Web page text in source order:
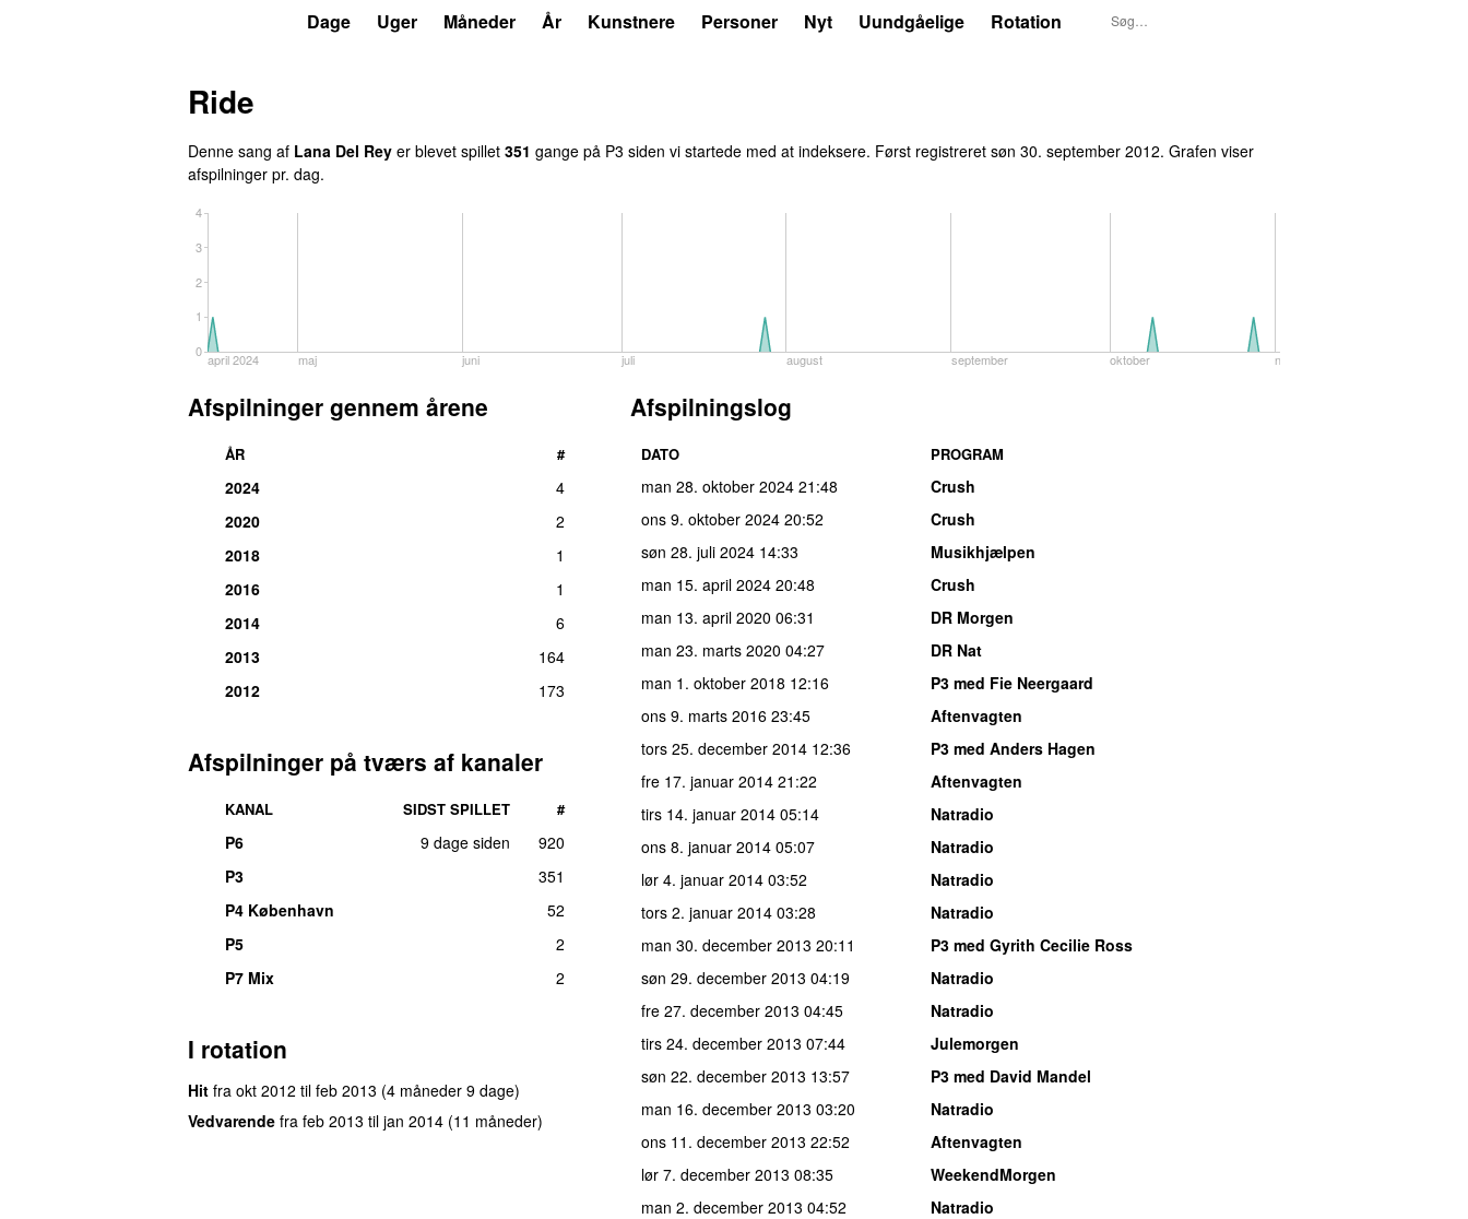
Dage Uger Måneder År Kunstnere Personer Nyt Uundgåelige Rotation
Ride
Denne sang af Lana Del Rey er blevet spillet 351 gange på P3 siden vi startede med at indeksere. Først registreret søn 30. september 2012. Grafen viser
afspilninger pr. dag.
april 2024 maj juni juli august september oktober november
0
1
2
3
4
Afspilninger gennem årene
ÅR #
2024
4
2020
2
2018
1
2016
1
2014
6
2013
164
2012
173
Afspilninger på tværs af kanaler
KANAL SIDST SPILLET #
P6 9 dage siden
920
P3
351
P4 København
52
P5
2
P7 Mix
2
I rotation
Hit fra okt 2012 til feb 2013 (4 måneder 9 dage)
Vedvarende fra feb 2013 til jan 2014 (11 måneder)
Afspilningslog
DATO PROGRAM
man 28. oktober 2024 21:48
Crush
ons 9. oktober 2024 20:52
Crush
søn 28. juli 2024 14:33
Musikhjælpen
man 15. april 2024 20:48
Crush
man 13. april 2020 06:31
DR Morgen
man 23. marts 2020 04:27
DR Nat
man 1. oktober 2018 12:16
P3 med Fie Neergaard
ons 9. marts 2016 23:45
Aftenvagten
tors 25. december 2014 12:36
P3 med Anders Hagen
fre 17. januar 2014 21:22
Aftenvagten
tirs 14. januar 2014 05:14
Natradio
ons 8. januar 2014 05:07
Natradio
lør 4. januar 2014 03:52
Natradio
tors 2. januar 2014 03:28
Natradio
man 30. december 2013 20:11
P3 med Gyrith Cecilie Ross
søn 29. december 2013 04:19
Natradio
fre 27. december 2013 04:45
Natradio
tirs 24. december 2013 07:44
Julemorgen
søn 22. december 2013 13:57
P3 med David Mandel
man 16. december 2013 03:20
Natradio
ons 11. december 2013 22:52
Aftenvagten
lør 7. december 2013 08:35
WeekendMorgen
man 2. december 2013 04:52
Natradio